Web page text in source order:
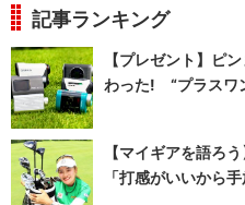
記事ランキング
【プレゼント】ピ
わった! “プラスワ
【マイギアを語ろ
「打感がいいから